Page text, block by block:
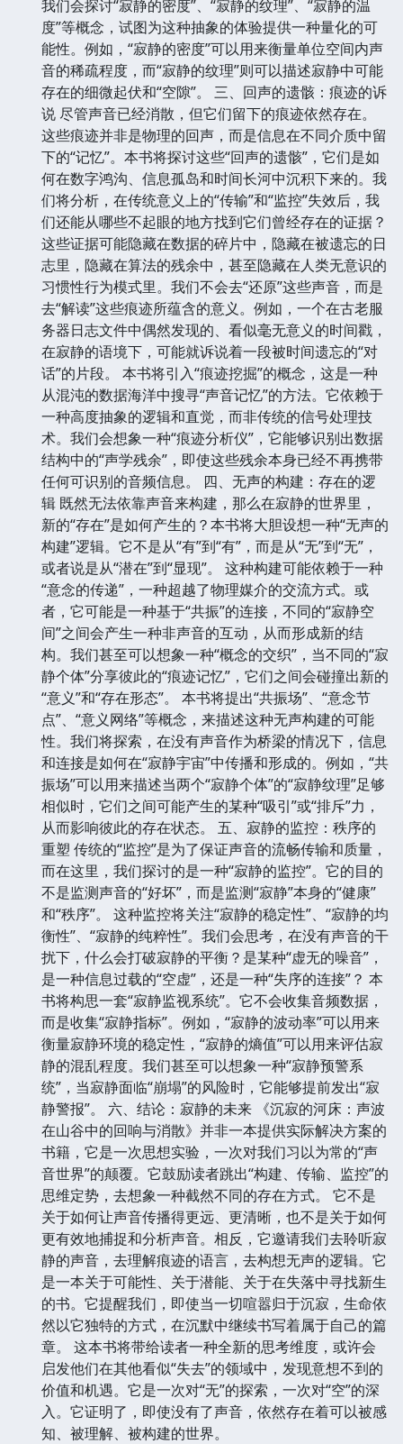
我们会探讨“寂静的密度”、“寂静的纹理”、“寂静的温
度”等概念，试图为这种抽象的体验提供一种量化的可
能性。例如，“寂静的密度”可以用来衡量单位空间内声
音的稀疏程度，而“寂静的纹理”则可以描述寂静中可能
存在的细微起伏和“空隙”。 三、回声的遗骸：痕迹的诉
说 尽管声音已经消散，但它们留下的痕迹依然存在。
这些痕迹并非是物理的回声，而是信息在不同介质中留
下的“记忆”。本书将探讨这些“回声的遗骸”，它们是如
何在数字鸿沟、信息孤岛和时间长河中沉积下来的。我
们将分析，在传统意义上的“传输”和“监控”失效后，我
们还能从哪些不起眼的地方找到它们曾经存在的证据？
这些证据可能隐藏在数据的碎片中，隐藏在被遗忘的日
志里，隐藏在算法的残余中，甚至隐藏在人类无意识的
习惯性行为模式里。我们不会去“还原”这些声音，而是
去“解读”这些痕迹所蕴含的意义。例如，一个在古老服
务器日志文件中偶然发现的、看似毫无意义的时间戳，
在寂静的语境下，可能就诉说着一段被时间遗忘的“对
话”的片段。 本书将引入“痕迹挖掘”的概念，这是一种
从混沌的数据海洋中搜寻“声音记忆”的方法。它依赖于
一种高度抽象的逻辑和直觉，而非传统的信号处理技
术。我们会想象一种“痕迹分析仪”，它能够识别出数据
结构中的“声学残余”，即使这些残余本身已经不再携带
任何可识别的音频信息。 四、无声的构建：存在的逻
辑 既然无法依靠声音来构建，那么在寂静的世界里，
新的“存在”是如何产生的？本书将大胆设想一种“无声的
构建”逻辑。它不是从“有”到“有”，而是从“无”到“无”，
或者说是从“潜在”到“显现”。 这种构建可能依赖于一种
“意念的传递”，一种超越了物理媒介的交流方式。或
者，它可能是一种基于“共振”的连接，不同的“寂静空
间”之间会产生一种非声音的互动，从而形成新的结
构。我们甚至可以想象一种“概念的交织”，当不同的“寂
静个体”分享彼此的“痕迹记忆”，它们之间会碰撞出新的
“意义”和“存在形态”。 本书将提出“共振场”、“意念节
点”、“意义网络”等概念，来描述这种无声构建的可能
性。我们将探索，在没有声音作为桥梁的情况下，信息
和连接是如何在“寂静宇宙”中传播和形成的。例如，“共
振场”可以用来描述当两个“寂静个体”的“寂静纹理”足够
相似时，它们之间可能产生的某种“吸引”或“排斥”力，
从而影响彼此的存在状态。 五、寂静的监控：秩序的
重塑 传统的“监控”是为了保证声音的流畅传输和质量，
而在这里，我们探讨的是一种“寂静的监控”。它的目的
不是监测声音的“好坏”，而是监测“寂静”本身的“健康”
和“秩序”。 这种监控将关注“寂静的稳定性”、“寂静的均
衡性”、“寂静的纯粹性”。我们会思考，在没有声音的干
扰下，什么会打破寂静的平衡？是某种“虚无的噪音”，
是一种信息过载的“空虚”，还是一种“失序的连接”？ 本
书将构思一套“寂静监视系统”。它不会收集音频数据，
而是收集“寂静指标”。例如，“寂静的波动率”可以用来
衡量寂静环境的稳定性，“寂静的熵值”可以用来评估寂
静的混乱程度。我们甚至可以想象一种“寂静预警系
统”，当寂静面临“崩塌”的风险时，它能够提前发出“寂
静警报”。 六、结论：寂静的未来 《沉寂的河床：声波
在山谷中的回响与消散》并非一本提供实际解决方案的
书籍，它是一次思想实验，一次对我们习以为常的“声
音世界”的颠覆。它鼓励读者跳出“构建、传输、监控”的
思维定势，去想象一种截然不同的存在方式。 它不是
关于如何让声音传播得更远、更清晰，也不是关于如何
更有效地捕捉和分析声音。相反，它邀请我们去聆听寂
静的声音，去理解痕迹的语言，去构想无声的逻辑。它
是一本关于可能性、关于潜能、关于在失落中寻找新生
的书。它提醒我们，即使当一切喧嚣归于沉寂，生命依
然以它独特的方式，在沉默中继续书写着属于自己的篇
章。 这本书将带给读者一种全新的思考维度，或许会
启发他们在其他看似“失去”的领域中，发现意想不到的
价值和机遇。它是一次对“无”的探索，一次对“空”的深
入。它证明了，即使没有了声音，依然存在着可以被感
知、被理解、被构建的世界。